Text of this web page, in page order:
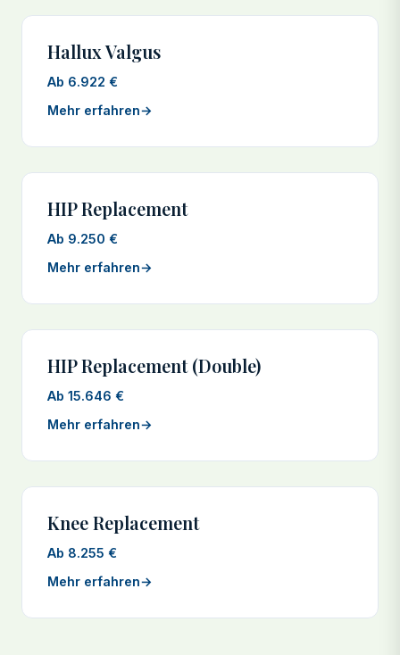
Hallux Valgus
Ab 6.922 €
Mehr erfahren→
HIP Replacement
Ab 9.250 €
Mehr erfahren→
HIP Replacement (Double)
Ab 15.646 €
Mehr erfahren→
Knee Replacement
Ab 8.255 €
Mehr erfahren→